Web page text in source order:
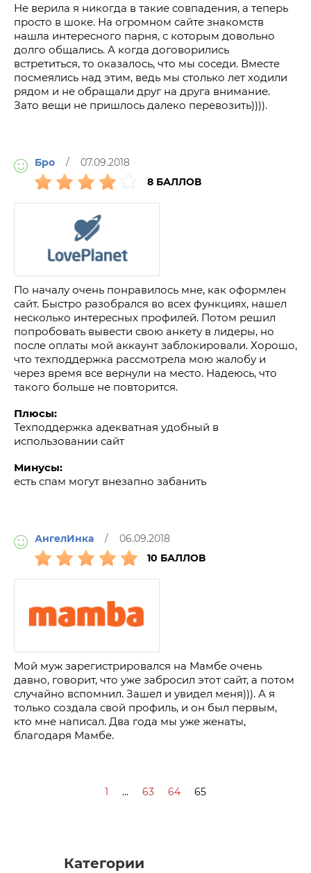
Не верила я никогда в такие совпадения, а теперь
просто в шоке. На огромном сайте знакомств
нашла интересного парня, с которым довольно
долго общались. А когда договорились
встретиться, то оказалось, что мы соседи. Вместе
посмеялись над этим, ведь мы столько лет ходили
рядом и не обращали друг на друга внимание.
Зато вещи не пришлось далеко перевозить)))).
Бро / 07.09.2018
8 БАЛЛОВ
По началу очень понравилось мне, как оформлен
сайт. Быстро разобрался во всех функциях, нашел
несколько интересных профилей. Потом решил
попробовать вывести свою анкету в лидеры, но
после оплаты мой аккаунт заблокировали. Хорошо,
что техподдержка рассмотрела мою жалобу и
через время все вернули на место. Надеюсь, что
такого больше не повторится.
Плюсы:
Техподдержка адекватная удобный в
использовании сайт
Минусы:
есть спам могут внезапно забанить
АнгелИнка / 06.09.2018
10 БАЛЛОВ
Мой муж зарегистрировался на Мамбе очень
давно, говорит, что уже забросил этот сайт, а потом
случайно вспомнил. Зашел и увидел меня))). А я
только создала свой профиль, и он был первым,
кто мне написал. Два года мы уже женаты,
благодаря Мамбе.
1 ... 63 64 65
Категории